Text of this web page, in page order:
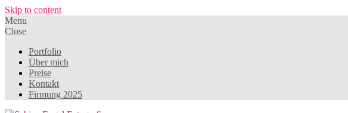
Skip to content
Menu
Close
Portfolio
Über mich
Preise
Kontakt
Firmung 2025